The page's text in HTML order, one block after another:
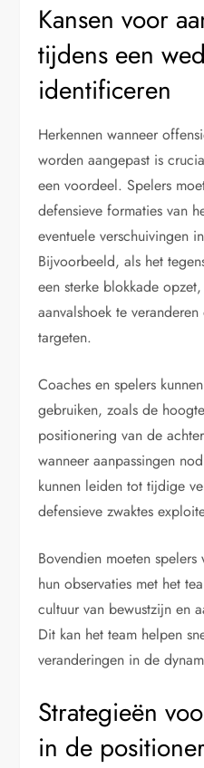
Kansen voor
tijdens een
identificeren
Herkennen wanneer
worden aangepast is
een voordeel. Spelers
defensieve formaties van
eventuele verschuivingen
Bijvoorbeeld, als het
een sterke blokkade
aanvalshoek te
targeten.
Coaches en spelers
gebruiken, zoals de
positionering van de
wanneer aanpassingen
kunnen leiden tot tijdige
defensieve zwaktes
Bovendien moeten
hun observaties met het
cultuur van bewustzijn en
Dit kan het team helpen
veranderingen in de
Strategieën
in de